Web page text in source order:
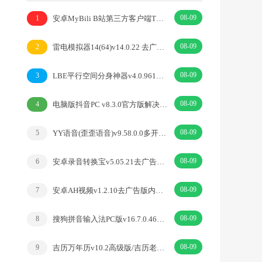
1 安卓MyBili B站第三方客户端TV版v1.6.9 08-09
2 雷电模拟器14(64)v14.0.22 去广告绿色纯净版 08-09
3 LBE平行空间分身神器v4.0.9612解锁vip专业版 08-09
4 电脑版抖音PC v8.3.0官方版解决网页切换烦恼 08-09
5 YY语音(歪歪语音)v9.58.0.0多开去广告绿色版 08-09
6 安卓录音转换宝v5.05.21去广告开心版 08-09
7 安卓AH视频v1.2.10去广告版内置丰富优质源 08-09
8 搜狗拼音输入法PC版v16.7.0.4673精简优化版 08-09
9 吉历万年历v10.2高级版/吉历老黄历吉日择日宜忌 08-09